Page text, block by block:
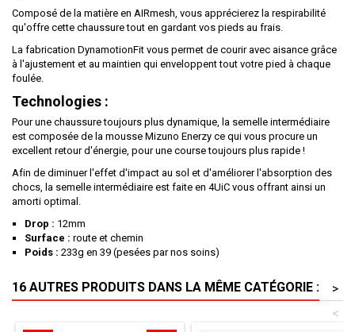
Composé de la matière en AIRmesh, vous apprécierez la respirabilité
qu'offre cette chaussure tout en gardant vos pieds au frais.
La fabrication DynamotionFit vous permet de courir avec aisance grâce
à l'ajustement et au maintien qui enveloppent tout votre pied à chaque
foulée.
Technologies :
Pour une chaussure toujours plus dynamique, la semelle intermédiaire
est composée de la mousse Mizuno Enerzy ce qui vous procure un
excellent retour d'énergie, pour une course toujours plus rapide !
Afin de diminuer l'effet d'impact au sol et d'améliorer l'absorption des
chocs, la semelle intermédiaire est faite en 4UiC vous offrant ainsi un
amorti optimal.
Drop : 12mm
Surface : route et chemin
Poids : 233g en 39 (pesées par nos soins)
16 AUTRES PRODUITS DANS LA MÊME CATÉGORIE :
>
<